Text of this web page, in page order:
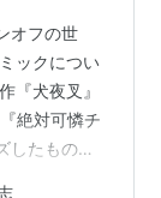
オフの世
ックについ
『犬夜叉』
絶対可憐チ
したもので